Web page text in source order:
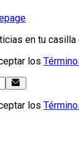
en tu casilla
los
los